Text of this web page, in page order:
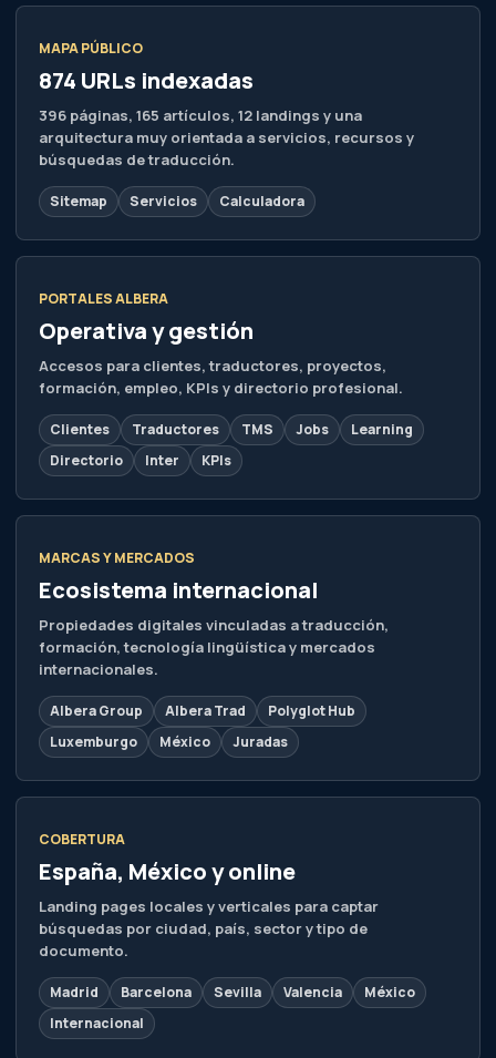
MAPA PÚBLICO
874 URLs indexadas
396 páginas, 165 artículos, 12 landings y una
arquitectura muy orientada a servicios, recursos y
búsquedas de traducción.
Sitemap Servicios Calculadora
PORTALES ALBERA
Operativa y gestión
Accesos para clientes, traductores, proyectos,
formación, empleo, KPIs y directorio profesional.
Clientes Traductores TMS Jobs
Learning
Directorio
Inter KPIs
MARCAS Y MERCADOS
Ecosistema internacional
Propiedades digitales vinculadas a traducción,
formación, tecnología lingüística y mercados
internacionales.
Albera Group Albera Trad
Polyglot Hub
Luxemburgo
México Juradas
COBERTURA
España, México y online
Landing pages locales y verticales para captar
búsquedas por ciudad, país, sector y tipo de
documento.
Madrid Barcelona Sevilla Valencia
México
Internacional